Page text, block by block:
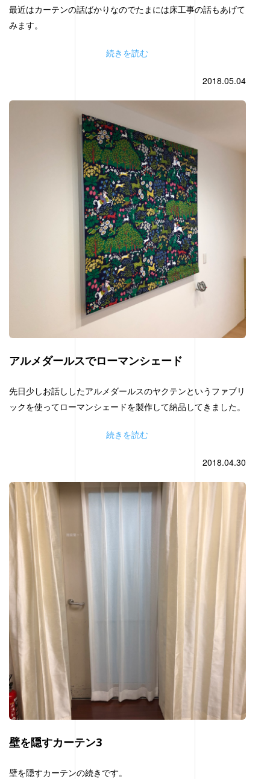
最近はカーテンの話ばかりなのでたまには床工事の話もあげて
みます。
続きを読む
2018.05.04
アルメダールスでローマンシェード
先日少しお話ししたアルメダールスのヤクテンというファブリ
ックを使ってローマンシェードを製作して納品してきました。
続きを読む
2018.04.30
壁を隠すカーテン3
壁を隠すカーテンの続きです。